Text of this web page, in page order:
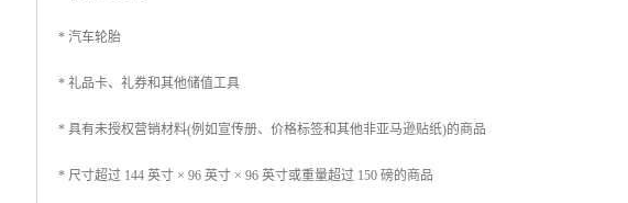
* 汽车轮胎
* 礼品卡、礼券和其他储值工具
* 具有未授权营销材料(例如宣传册、价格标签和其他非亚马逊贴纸)的商品
* 尺寸超过 144 英寸 × 96 英寸 × 96 英寸或重量超过 150 磅的商品